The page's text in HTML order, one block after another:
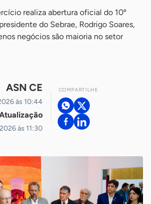
realiza abertura oficial do 10º
do Sebrae, Rodrigo Soares,
negócios são maioria no setor
ASN CE
às 10:44
às 11:30
COMPARTILHE